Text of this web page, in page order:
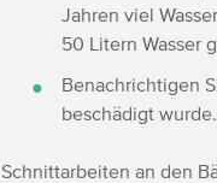
Jahren viel
50 Litern Wasser
Benachrichtigen
beschädigt wurde.
Schnittarbeiten an den